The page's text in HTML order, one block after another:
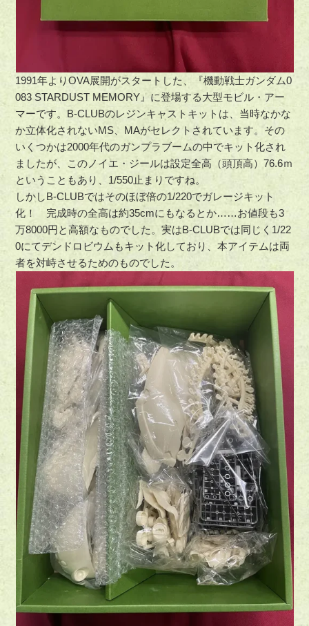
1991年よりOVA展開がスタートした、『機動戦士ガンダム0
083 STARDUST MEMORY』に登場する大型モビル・アー
マーです。B-CLUBのレジンキャストキットは、当時なかな
か立体化されないMS、MAがセレクトされています。その
いくつかは2000年代のガンプラブームの中でキット化され
ましたが、このノイエ・ジールは設定全高（頭頂高）76.6ｍ
ということもあり、1/550止まりですね。
しかしB-CLUBではそのほぼ倍の1/220でガレージキット
化！ 完成時の全高は約35cmにもなるとか……お値段も3
万8000円と高額なものでした。実はB-CLUBでは同じく1/22
0にてデンドロビウムもキット化しており、本アイテムは両
者を対峙させるためのものでした。